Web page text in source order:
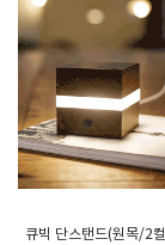
큐빅 단스탠드(원목/2컬